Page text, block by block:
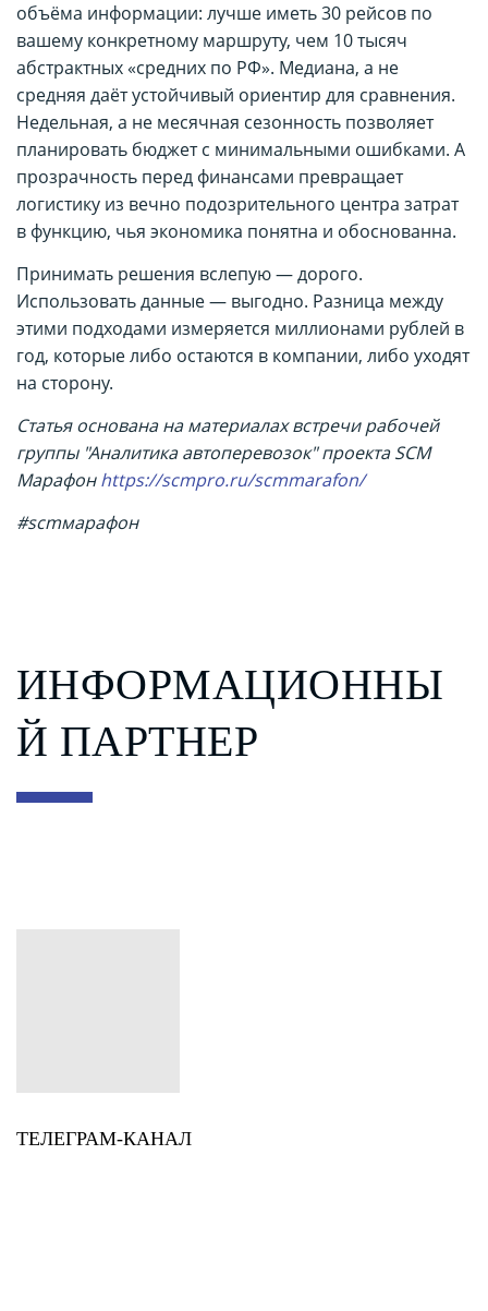
объёма информации: лучше иметь 30 рейсов по
вашему конкретному маршруту, чем 10 тысяч
абстрактных «средних по РФ». Медиана, а не
средняя даёт устойчивый ориентир для сравнения.
Недельная, а не месячная сезонность позволяет
планировать бюджет с минимальными ошибками. А
прозрачность перед финансами превращает
логистику из вечно подозрительного центра затрат
в функцию, чья экономика понятна и обоснованна.
Принимать решения вслепую — дорого.
Использовать данные — выгодно. Разница между
этими подходами измеряется миллионами рублей в
год, которые либо остаются в компании, либо уходят
на сторону.
Статья основана на материалах встречи рабочей
группы "Аналитика автоперевозок" проекта SCM
Марафонhttps://scmpro.ru/scmmarafon/
#scmмарафон
ИНФОРМАЦИОННЫ
Й ПАРТНЕР
ТЕЛЕГРАМ-КАНАЛ